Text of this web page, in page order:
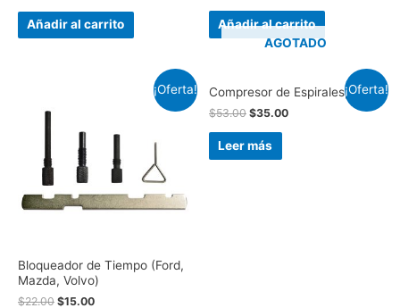
Añadir al carrito Añadir al carrito
¡Oferta!
Bloqueador de Tiempo (Ford,
Mazda, Volvo)
$22.00 $15.00
¡Oferta!
AGOTADO
Compresor de Espirales, 10″
$53.00 $35.00
Leer más